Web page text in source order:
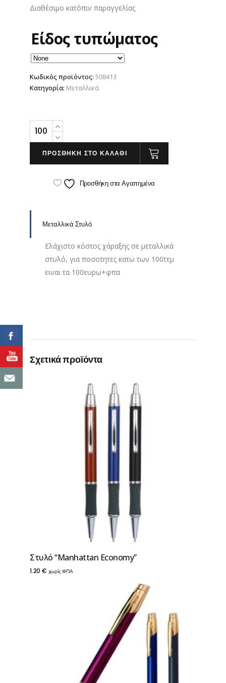
Διαθέσιμο κατόπιν παραγγελίας
Είδος τυπώματος
Κωδικός προϊόντος: 508413
Κατηγορία: Μεταλλικά
Διαφημιστικά
αλουμινίου
σε
ΠΡΟΣΘΗΚΗ ΣΤΟ ΚΑΛΑΘΙ
Προσθήκη στα Αγαπημένα
Μεταλλικά Στυλό
Ελάχιστο κόστος χάραξης σε μεταλλικά
στυλό, για ποσοτητες κατω των 100τεμ
ειναι τα 100ευρω+φπα
Σχετικά προϊόντα
Στυλό “Manhattan Economy”
1.20 € χωρίς ΦΠΑ